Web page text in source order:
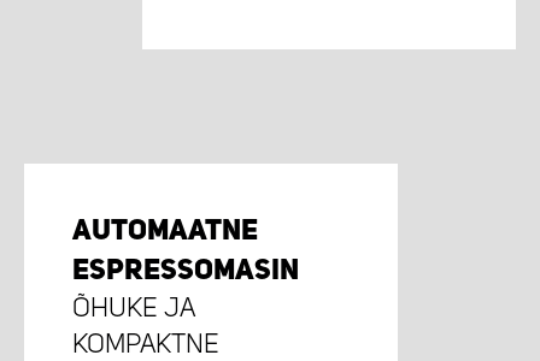
AUTOMAATNE
ESPRESSOMASIN​​
ÕHUKE JA
KOMPAKTNE